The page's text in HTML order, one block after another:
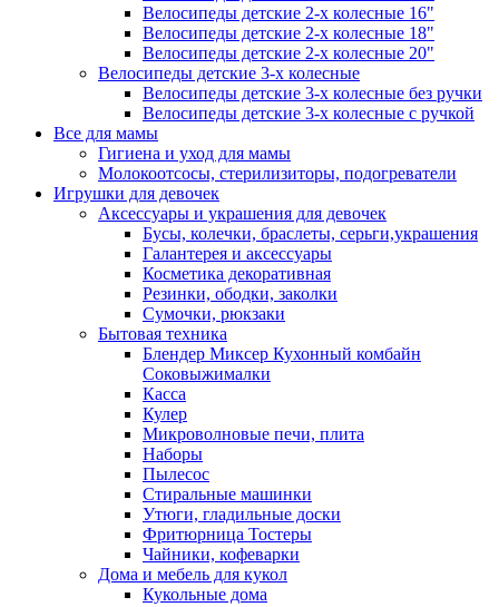
Велосипеды детские 2-х колесные 16"
Велосипеды детские 2-х колесные 18"
Велосипеды детские 2-х колесные 20"
Велосипеды детские 3-х колесные
Велосипеды детские 3-х колесные без ручки
Велосипеды детские 3-х колесные с ручкой
Все для мамы
Гигиена и уход для мамы
Молокоотсосы, стерилизиторы, подогреватели
Игрушки для девочек
Аксессуары и украшения для девочек
Бусы, колечки, браслеты, серьги,украшения
Галантерея и аксессуары
Косметика декоративная
Резинки, ободки, заколки
Сумочки, рюкзаки
Бытовая техника
Блендер Миксер Кухонный комбайн
Соковыжималки
Касса
Кулер
Микроволновые печи, плита
Наборы
Пылесос
Стиральные машинки
Утюги, гладильные доски
Фритюрница Тостеры
Чайники, кофеварки
Дома и мебель для кукол
Кукольные дома